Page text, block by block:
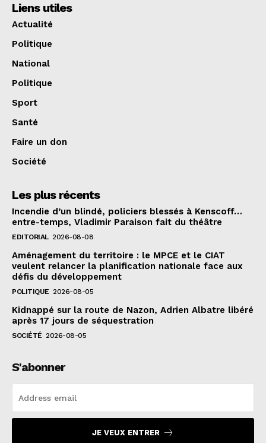
Liens utiles
Actualité
Politique
National
Politique
Sport
Santé
Faire un don
Société
Les plus récents
Incendie d’un blindé, policiers blessés à Kenscoff…
entre-temps, Vladimir Paraison fait du théâtre
EDITORIAL 2026-08-08
Aménagement du territoire : le MPCE et le CIAT
veulent relancer la planification nationale face aux
défis du développement
POLITIQUE 2026-08-05
Kidnappé sur la route de Nazon, Adrien Albatre libéré
après 17 jours de séquestration
SOCIÉTÉ 2026-08-05
S'abonner
JE VEUX ENTRER